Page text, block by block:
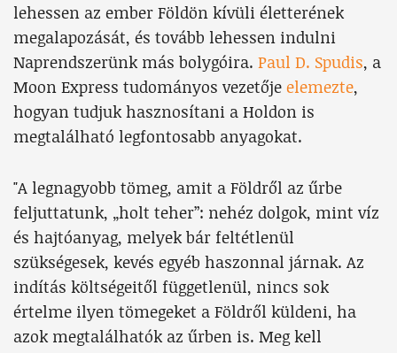
lehessen az ember Földön kívüli életterének
megalapozását, és tovább lehessen indulni
Naprendszerünk más bolygóira. Paul D. Spudis, a
Moon Express tudományos vezetője elemezte,
hogyan tudjuk hasznosítani a Holdon is
megtalálható legfontosabb anyagokat.
"A legnagyobb tömeg, amit a Földről az űrbe
feljuttatunk, „holt teher”: nehéz dolgok, mint víz
és hajtóanyag, melyek bár feltétlenül
szükségesek, kevés egyéb haszonnal járnak. Az
indítás költségeitől függetlenül, nincs sok
értelme ilyen tömegeket a Földről küldeni, ha
azok megtalálhatók az űrben is. Meg kell